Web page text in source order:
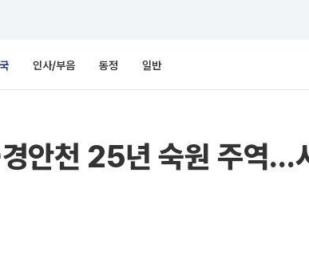
인사/부음 동정 일반
안천 25년 숙원 주역…